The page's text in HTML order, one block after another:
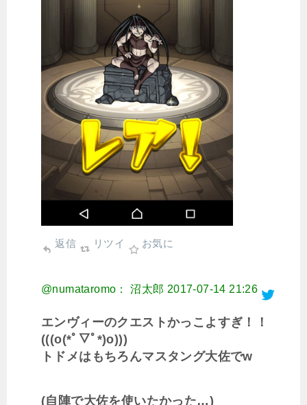
返信 リツイ お気に
@numataromo： 沼太郎 2017-07-14 21:26
エンヴィーのクエストかっこよすぎ！！
(((o(*ﾟ▽ﾟ*)o)))
トドメはもちろんマスタング大佐でw
(自陣で大佐を使いたかった…)